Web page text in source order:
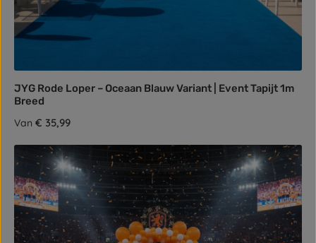
JYG Rode Loper – Oceaan Blauw Variant | Event Tapijt 1m
Breed
Normale prijs:
Van € 35,99